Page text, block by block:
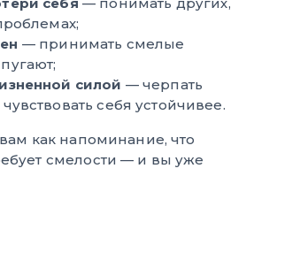
— принимать смелые
силой — черпать
себя устойчивее.
как напоминание, что
смелости — и вы уже